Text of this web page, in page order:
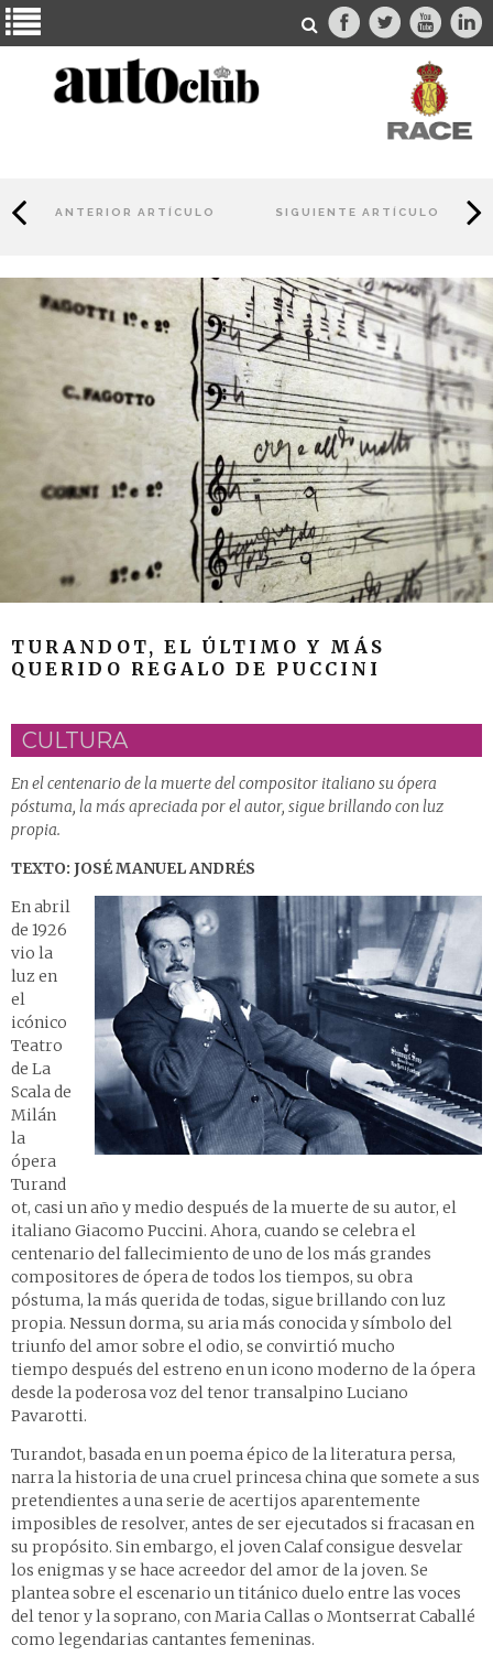
ANTERIOR ARTÍCULO SIGUIENTE ARTÍCULO
TURANDOT, EL ÚLTIMO Y MÁS
QUERIDO REGALO DE PUCCINI
CULTURA
En el centenario de la muerte del compositor italiano su ópera
póstuma, la más apreciada por el autor, sigue brillando con luz
propia.
TEXTO: JOSÉ MANUEL ANDRÉS
En abril
de 1926
vio la
luz en
el
icónico
Teatro
de La
Scala de
Milán
la
ópera
Turand
ot, casi un año y medio después de la muerte de su autor, el
italiano Giacomo Puccini. Ahora, cuando se celebra el
centenario del fallecimiento de uno de los más grandes
compositores de ópera de todos los tiempos, su obra
póstuma, la más querida de todas, sigue brillando con luz
propia. Nessun dorma, su aria más conocida y símbolo del
triunfo del amor sobre el odio, se convirtió mucho
tiempo después del estreno en un icono moderno de la ópera
desde la poderosa voz del tenor transalpino Luciano
Pavarotti.
Turandot, basada en un poema épico de la literatura persa,
narra la historia de una cruel princesa china que somete a sus
pretendientes a una serie de acertijos aparentemente
imposibles de resolver, antes de ser ejecutados si fracasan en
su propósito. Sin embargo, el joven Calaf consigue desvelar
los enigmas y se hace acreedor del amor de la joven. Se
plantea sobre el escenario un titánico duelo entre las voces
del tenor y la soprano, con Maria Callas o Montserrat Caballé
como legendarias cantantes femeninas.